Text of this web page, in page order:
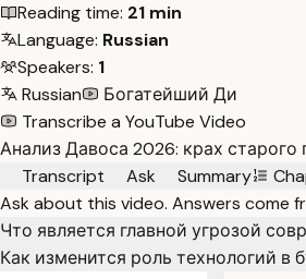
Reading time: 21 min
Language: Russian
Speakers: 1
Russian
Богатейший Ди
Transcribe a YouTube Video
Анализ Давоса 2026: крах
Transcript
Ask Summary
Ask about this video. Answers come
Что является главной угрозой
Как изменится роль технологий в